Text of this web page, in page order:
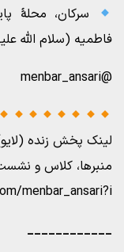
سرکان، محلۀ
فاطمیه (سلام الله
@menbar_ansari
لینک پخش زنده
منبرها، کلاس و
menbar_ansari?i
____________